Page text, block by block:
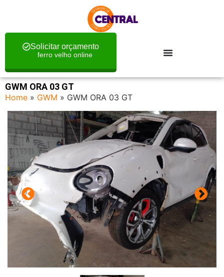
Solicitar orçamento
ferro velho online
GWM ORA 03 GT
Home » GWM » GWM ORA 03 GT